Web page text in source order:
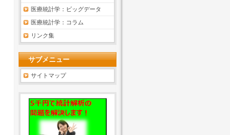
医療統計学：ビッグデータ
医療統計学：コラム
リンク集
サブメニュー
サイトマップ